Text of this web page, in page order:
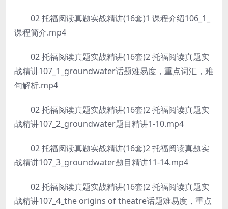
02 托福阅读真题实战精讲(16套)1 课程介绍106_1_
课程简介.mp4
02 托福阅读真题实战精讲(16套)2 托福阅读真题实
战精讲107_1_groundwater话题难易度，重点词汇，难
句解析.mp4
02 托福阅读真题实战精讲(16套)2 托福阅读真题实
战精讲107_2_groundwater题目精讲1-10.mp4
02 托福阅读真题实战精讲(16套)2 托福阅读真题实
战精讲107_3_groundwater题目精讲11-14.mp4
02 托福阅读真题实战精讲(16套)2 托福阅读真题实
战精讲107_4_the origins of theatre话题难易度，重点